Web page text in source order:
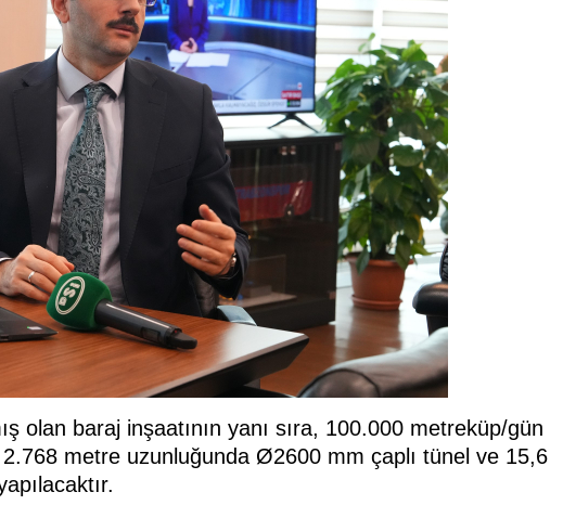
olan baraj inşaatının yanı sıra, 100.000 metreküp/gün
metre uzunluğunda Ø2600 mm çaplı tünel ve 15,6